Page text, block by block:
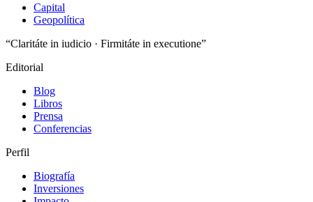
Capital
Geopolítica
“Claritáte in iudicio · Firmitáte in executione”
Editorial
Blog
Libros
Prensa
Conferencias
Perfil
Biografía
Inversiones